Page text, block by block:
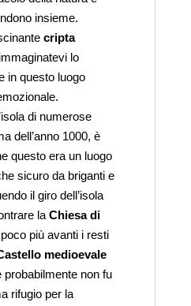
insieme.
cripta
lo
in questo luogo
di numerose
dell’anno 1000, è
questo era un luogo
sicuro da briganti e
il giro dell’isola
la Chiesa di
più avanti i resti
medioevale
non fu
rifugio per la